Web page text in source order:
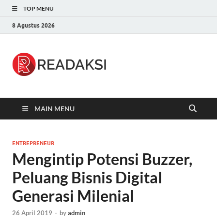
TOP MENU
8 Agustus 2026
MAIN MENU
ENTREPRENEUR
Mengintip Potensi Buzzer,
Peluang Bisnis Digital
Generasi Milenial
26 April 2019 - byadmin